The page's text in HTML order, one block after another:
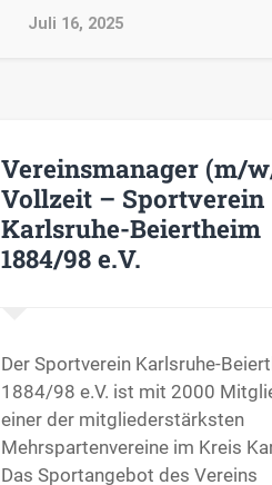
Juli 16, 2025
Vereinsmanager (m/
Vollzeit – Sportverein
Karlsruhe-Beiertheim
1884/98 e.V.
Der Sportverein Karlsruhe-
1884/98 e.V. ist mit 2000
einer der mitgliederstärksten
Mehrspartenvereine im Kreis
Das Sportangebot des Vereins